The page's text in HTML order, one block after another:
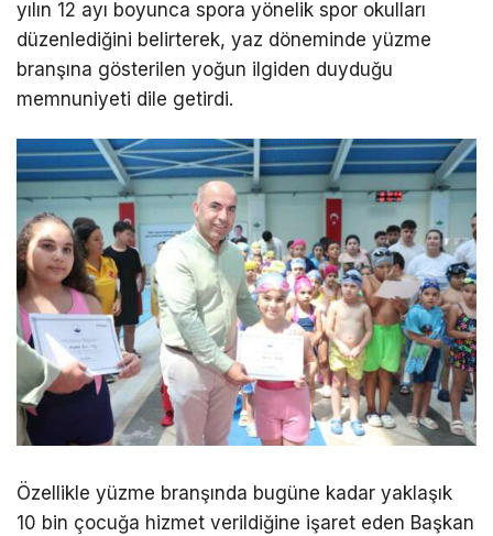
yılın 12 ayı boyunca spora yönelik spor okulları
düzenlediğini belirterek, yaz döneminde yüzme
branşına gösterilen yoğun ilgiden duyduğu
memnuniyeti dile getirdi.
Özellikle yüzme branşında bugüne kadar yaklaşık
10 bin çocuğa hizmet verildiğine işaret eden Başkan